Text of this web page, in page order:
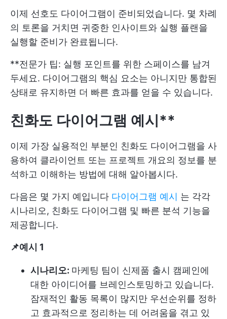
이제 선호도 다이어그램이 준비되었습니다. 몇 차례
의 토론을 거치면 귀중한 인사이트와 실행 플랜을
실행할 준비가 완료됩니다.
**전문가 팁: 실행 포인트를 위한 스페이스를 남겨
두세요. 다이어그램의 핵심 요소는 아니지만 통합된
상태로 유지하면 더 빠른 효과를 얻을 수 있습니다.
친화도 다이어그램 예시**
이제 가장 실용적인 부분인 친화도 다이어그램을 사
용하여 클라이언트 또는 프로젝트 개요의 정보를 분
석하고 이해하는 방법에 대해 알아봅시다.
다음은 몇 가지 예입니다 다이어그램 예시 는 각각
시나리오, 친화도 다이어그램 및 빠른 분석 기능을
제공합니다.
📌예시 1
시나리오: 마케팅 팀이 신제품 출시 캠페인에
대한 아이디어를 브레인스토밍하고 있습니다.
잠재적인 활동 목록이 많지만 우선순위를 정하
고 효과적으로 정리하는 데 어려움을 겪고 있